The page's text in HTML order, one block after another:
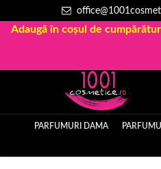
Adaugă în coșul de
PARFUMURI DAMA